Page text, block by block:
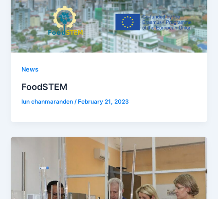
News
FoodSTEM
lun chanmaranden /February 21, 2023